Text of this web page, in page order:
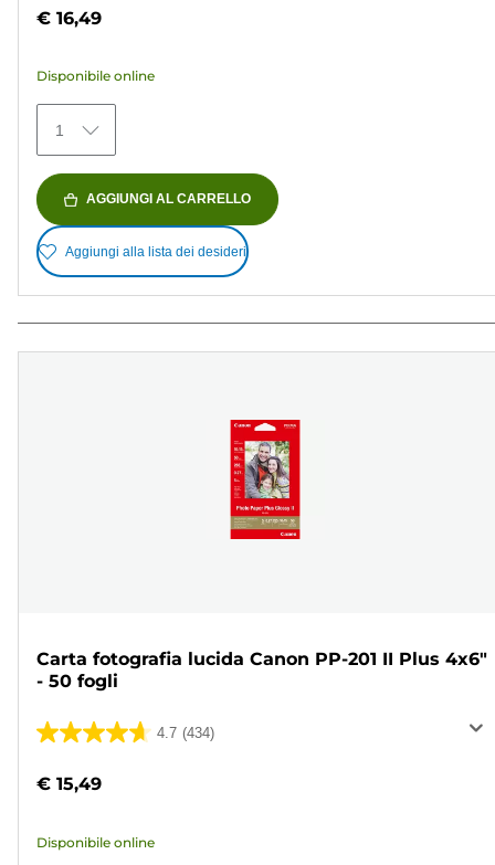
5
70
recensioni
€ 16,49
Disponibile online
1
AGGIUNGI AL CARRELLO
Aggiungi alla lista dei desideri
Carta fotografia lucida Canon PP-201 II Plus 4x6"
- 50 fogli
4.7 (434)
4.7
5
434
€ 15,49
Disponibile online